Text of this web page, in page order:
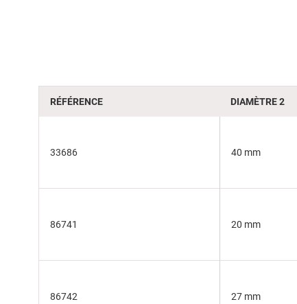
RÉFÉRENCE DIAMÈTRE 2
33686 40 mm
86741 20 mm
86742 27 mm